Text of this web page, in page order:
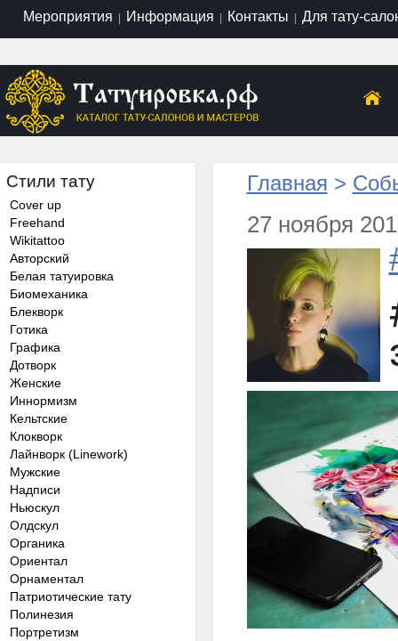
Мероприятия | Информация | Контакты | Для тату-
Главная >
27 ноября
Стили тату
Cover up
Freehand
Wikitattoo
Авторский
Белая татуировка
Биомеханика
Блекворк
Готика
Графика
Дотворк
Женские
Иннормизм
Кельтские
Клокворк
Лайнворк (Linework)
Мужские
Надписи
Ньюскул
Олдскул
Органика
Ориентал
Орнаментал
Патриотические тату
Полинезия
Портретизм